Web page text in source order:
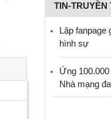
TIN-TRUYỀN
Lập fanpage
hình sự
Ứng
Nhà mạng